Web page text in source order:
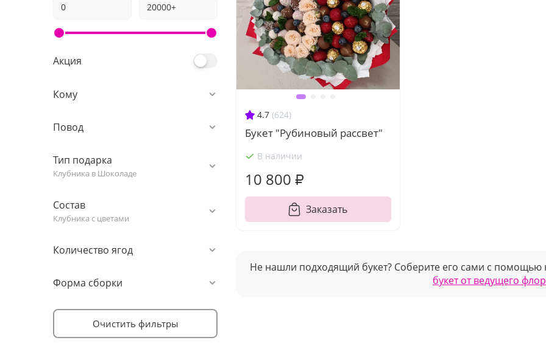
Акция
Кому
Повод
Тип подарка
Клубника в Шоколаде
Состав
Клубника с цветами
Количество ягод
Форма сборки
Очистить фильтры
4.7 (624)
Букет "Рубиновый рассвет"
В наличии
10 800 ₽
Заказать
Не нашли подходящий букет? Соберите его сами с
букет от ведущего